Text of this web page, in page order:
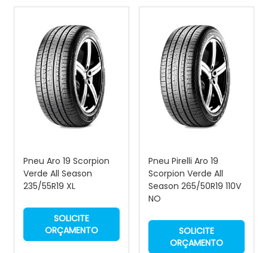
Pneu Aro 19 Scorpion
Verde All Season
235/55R19 XL
SOLICITE
ORÇAMENTO
Pneu Pirelli Aro 19
Scorpion Verde All
Season 265/50R19 110V
NO
SOLICITE
ORÇAMENTO